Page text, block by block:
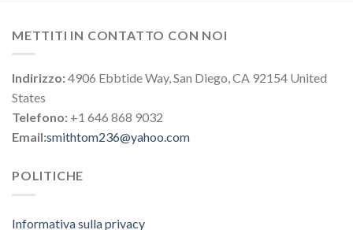
METTITI IN CONTATTO CON NOI
Indirizzo:4906 Ebbtide Way, San Diego, CA 92154 United
States
Telefono: +1 646 868 9032
Email:smithtom236@yahoo.com
POLITICHE
Informativa sulla privacy